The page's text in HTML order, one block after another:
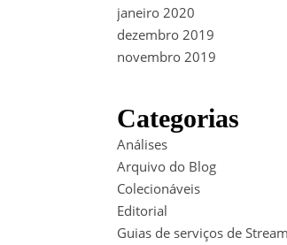
janeiro 2020
dezembro 2019
novembro 2019
Categorias
Análises
Arquivo do Blog
Colecionáveis
Editorial
Guias de serviços de